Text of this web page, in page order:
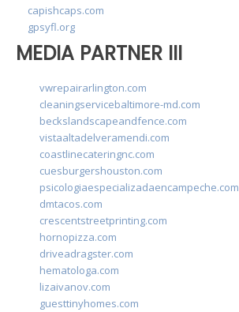
capishcaps.com
gpsyfl.org
MEDIA PARTNER III
vwrepairarlington.com
cleaningservicebaltimore-md.com
beckslandscapeandfence.com
vistaaltadelveramendi.com
coastlinecateringnc.com
cuesburgershouston.com
psicologiaespecializadaencampeche.com
dmtacos.com
crescentstreetprinting.com
hornopizza.com
driveadragster.com
hematologa.com
lizaivanov.com
guesttinyhomes.com